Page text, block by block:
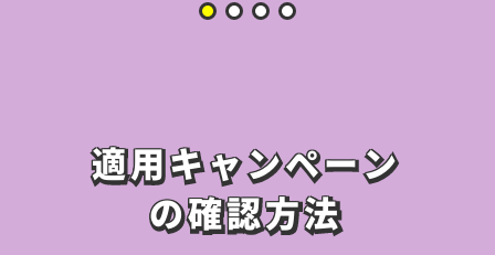
適用キャンペーン
の確認方法
適用キャンペーン
の確認方法